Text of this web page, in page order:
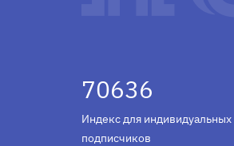
70636
Индекс для индивидуальных
подписчиков